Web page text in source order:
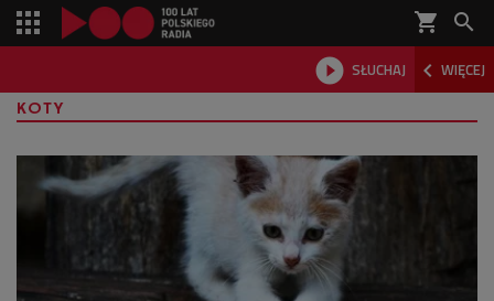
shopping_cart 
 SŁUCHAJ  WIĘCEJ

KOTY